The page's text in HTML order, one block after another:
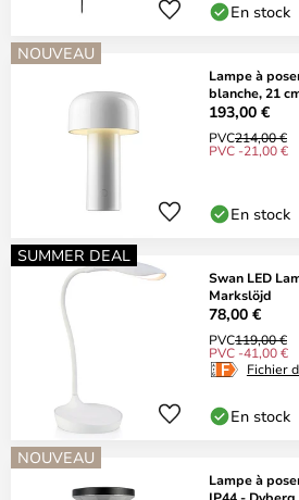
En stock
NOUVEAU
Lampe à
blanche, 21
193,00 €
PVC214,00 €
PVC -21,00 €
En stock
SUMMER DEAL
Swan LED
Markslöjd
78,00 €
PVC119,00 €
PVC -41,00 €
Fichier
En stock
NOUVEAU
Lampe à